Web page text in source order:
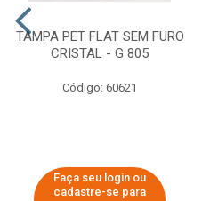
TAMPA PET FLAT SEM FURO
CRISTAL - G 805
Código: 60621
Faça seu login ou
cadastre-se para